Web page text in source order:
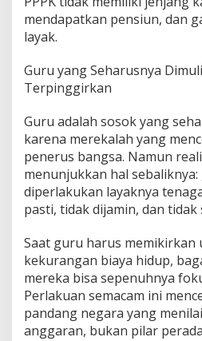
mendapatkan pensiun, dan
layak.
Guru yang Seharusnya
Terpinggirkan
Guru adalah sosok yang
karena merekalah yang
penerus bangsa. Namun
menunjukkan hal sebaliknya:
diperlakukan layaknya
pasti, tidak dijamin, dan tidak
Saat guru harus memikirkan
kekurangan biaya hidup,
mereka bisa sepenuhnya
Perlakuan semacam ini
pandang negara yang
anggaran, bukan pilar